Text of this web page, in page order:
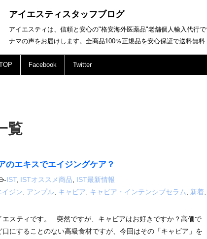
アイエスティスタッフブログ
アイエスティは、信頼と安心の"格安海外医薬品"老舗個人輸入代行
ナマの声をお届けします。全商品100％正規品を安心保証で送料無料
Facebook Twitter
覧
のエキスでエイジングケア？
-IST, ISTオススメ商品
IST最新情報
イジン アンプル キャビア キャビア・インテンシブセラム 新着
エスティです。 突然ですが、キャビアはお好きですか？高価で
にすることのない高級食材ですが、今回はその「キャビア」を